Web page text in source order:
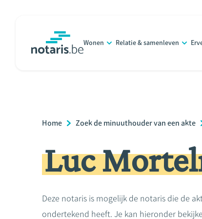
Wonen Relatie & samenleven
Breadcrumb
Home Zoek de minuuthouder van een akte
Luc
Deze notaris is mogelijk de notaris die de
ondertekend heeft. Je kan hieronder